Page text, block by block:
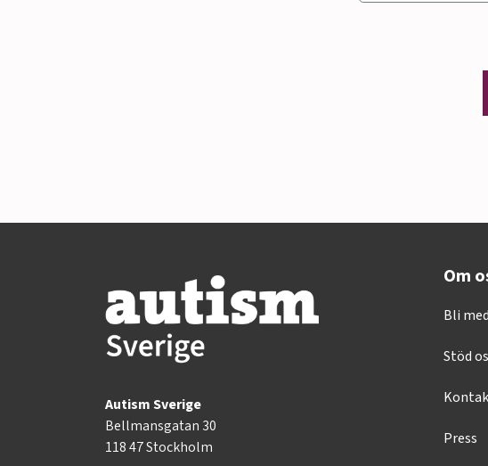
Autism Sverige
Bellmansgatan 30
118 47 Stockholm
Om
Bli
Stöd
Press